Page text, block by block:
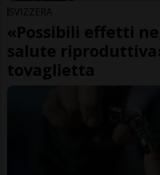
SVIZZERA
«Possibili effetti
salute
tovaglietta